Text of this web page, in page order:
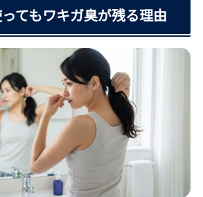
てもワキガ臭が残る理由